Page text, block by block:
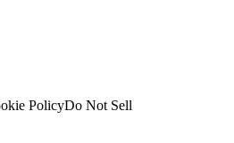
PolicyDo Not Sell